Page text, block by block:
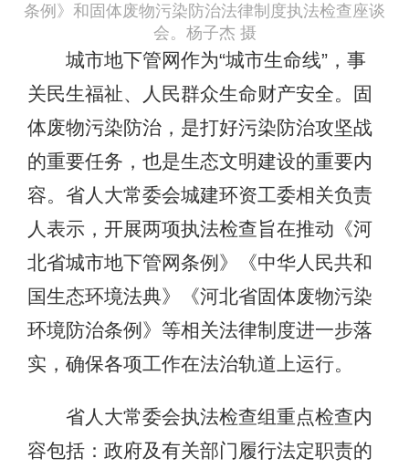
条例》和固体废物污染防治法律制度执法检查座谈
会。杨子杰 摄
城市地下管网作为“城市生命线”，事
关民生福祉、人民群众生命财产安全。固
体废物污染防治，是打好污染防治攻坚战
的重要任务，也是生态文明建设的重要内
容。省人大常委会城建环资工委相关负责
人表示，开展两项执法检查旨在推动《河
北省城市地下管网条例》《中华人民共和
国生态环境法典》《河北省固体废物污染
环境防治条例》等相关法律制度进一步落
实，确保各项工作在法治轨道上运行。
省人大常委会执法检查组重点检查内
容包括：政府及有关部门履行法定职责的